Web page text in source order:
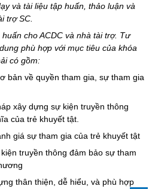
và tài liệu tập huấn, thảo luận và
trợ SC.
cho ACDC và nhà tài trợ. Tư
phù hợp với mục tiêu của khóa
có gồm:
bản về quyền tham gia, sự tham gia
xây dựng sự kiện truyền thông
của trẻ khuyết tật.
giá sự tham gia của trẻ khuyết tật
truyền thông đảm bảo sự tham
thân thiện, dễ hiểu, và phù hợp